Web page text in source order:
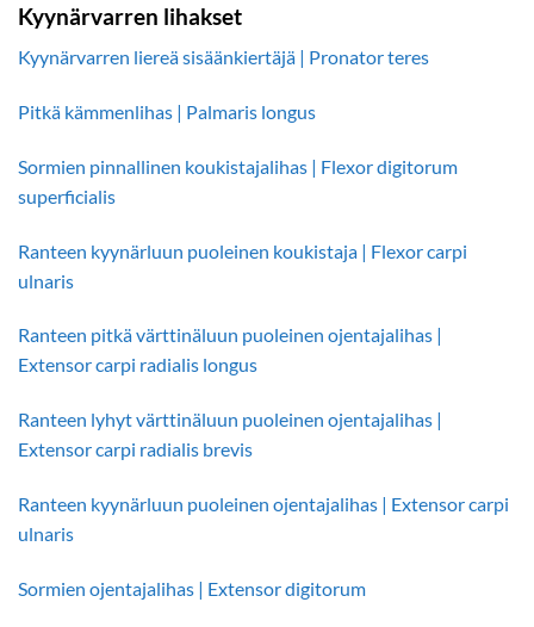
Kyynärvarren lihakset
Kyynärvarren liereä sisäänkiertäjä | Pronator teres
Pitkä kämmenlihas | Palmaris longus
Sormien pinnallinen koukistajalihas | Flexor digitorum
superficialis
Ranteen kyynärluun puoleinen koukistaja | Flexor carpi
ulnaris
Ranteen pitkä värttinäluun puoleinen ojentajalihas |
Extensor carpi radialis longus
Ranteen lyhyt värttinäluun puoleinen ojentajalihas |
Extensor carpi radialis brevis
Ranteen kyynärluun puoleinen ojentajalihas | Extensor carpi
ulnaris
Sormien ojentajalihas | Extensor digitorum